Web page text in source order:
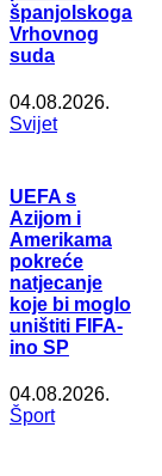
španjolskoga
Vrhovnog
suda
04.08.2026.
Svijet
UEFA s
Azijom i
Amerikama
pokreće
natjecanje
koje bi moglo
uništiti FIFA-
ino SP
04.08.2026.
Šport